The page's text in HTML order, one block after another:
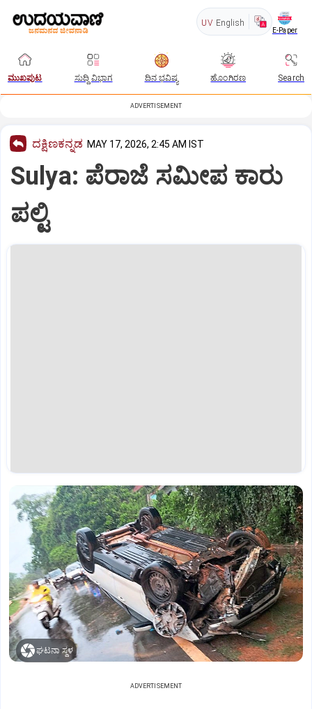
UV English
E-Paper
ಮುಖಪುಟ ಸುದ್ದಿ ವಿಭಾಗ ದಿನ ಭವಿಷ್ಯ ಹೊಂಗಿರಣ Search
ADVERTISEMENT
ದಕ್ಷಿಣಕನ್ನಡ MAY 17, 2026, 2:45 AM IST
Sulya: ಪೆರಾಜೆ ಸಮೀಪ ಕಾರು
ಪಲ್ಟಿ
ಘಟನಾ ಸ್ಥಳ
ADVERTISEMENT